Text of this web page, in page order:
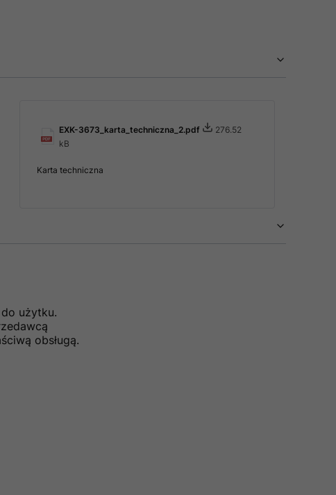
EXK-3673_karta_techniczna_2.pdf
276.52
kB
Karta techniczna
użytku.
obsługą.